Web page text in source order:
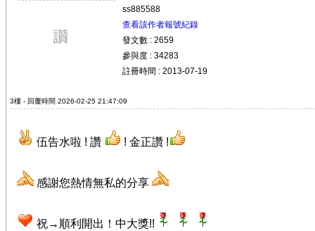
ss885588
查看該作者報號紀錄
發文數 : 2659
參與度 : 34283
註冊時間 : 2013-07-19
3樓 - 回覆時間 2026-02-25 21:47:09
伍告水啦 ! 讚 ! 金正讚 !
感謝您熱情無私的分享
祝→順利開出！中大獎!!